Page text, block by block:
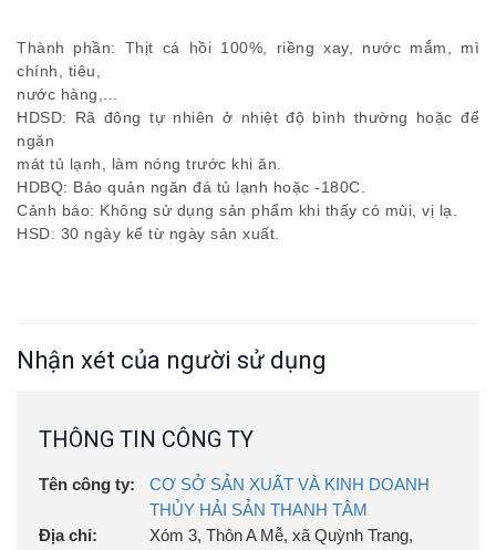
Thành phần: Thịt cá hồi 100%, riềng xay, nước mắm, mì
chính, tiêu,
nước hàng,...
HDSD: Rã đông tự nhiên ở nhiệt độ bình thường hoặc để
ngăn
mát tủ lạnh, làm nóng trước khi ăn.
HDBQ: Bảo quản ngăn đá tủ lạnh hoặc -180C.
Cảnh báo: Không sử dụng sản phẩm khi thấy có mùi, vị lạ.
HSD: 30 ngày kể từ ngày sản xuất.
Nhận xét của người sử dụng
THÔNG TIN CÔNG TY
Tên công ty:
CƠ SỞ SẢN XUẤT VÀ KINH DOANH
THỦY HẢI SẢN THANH TÂM
Địa chỉ:
Xóm 3, Thôn A Mễ, xã Quỳnh Trang,